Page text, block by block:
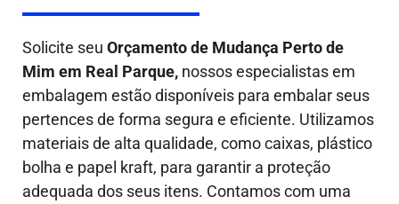
Solicite seu Orçamento de Mudança Perto de
Mim em Real Parque, nossos especialistas em
embalagem estão disponíveis para embalar seus
pertences de forma segura e eficiente. Utilizamos
materiais de alta qualidade, como caixas, plástico
bolha e papel kraft, para garantir a proteção
adequada dos seus itens. Contamos com uma